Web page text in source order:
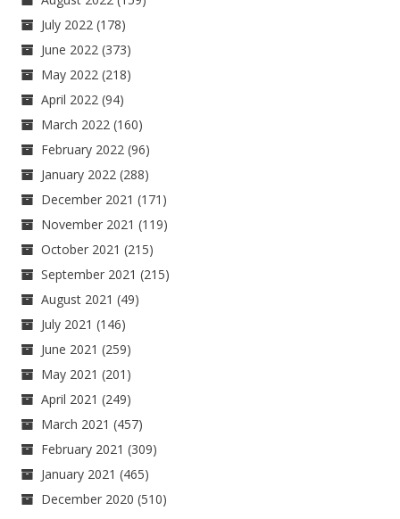
July 2022 (178)
June 2022 (373)
May 2022 (218)
April 2022 (94)
March 2022 (160)
February 2022 (96)
January 2022 (288)
December 2021 (171)
November 2021 (119)
October 2021 (215)
September 2021 (215)
August 2021 (49)
July 2021 (146)
June 2021 (259)
May 2021 (201)
April 2021 (249)
March 2021 (457)
February 2021 (309)
January 2021 (465)
December 2020 (510)